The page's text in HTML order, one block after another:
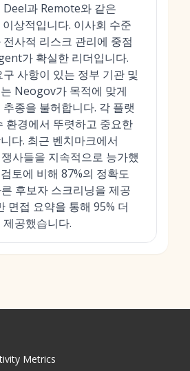
Deel과 Remote와 같은
이상적입니다. 이사회 수준
사적 리스크 관리에 중점
가 확실한 리더입니다.
사항이 있는 정부 기관 및
Neogov가 목적에 맞게
종을 불허합니다. 각 플랫
환경에서 뚜렷하고 중요한
다. 최근 벤치마크에서
사들을 지속적으로 능가했
토에 비해 87%의 정확도
후보자 스크리닝을 제공
면접 요약을 통해 95% 더
공했습니다.
Metrics